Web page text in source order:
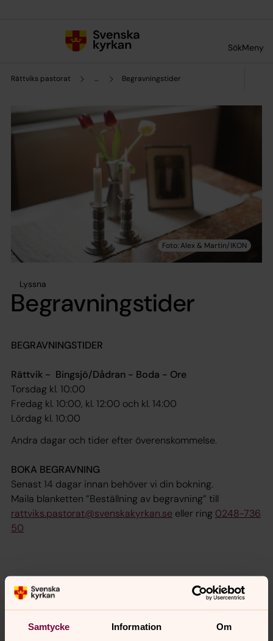
Samtycke Information Om
SökMeny
Rättviks pastorat ... Begravningstider
Lyssna
Begravningstider
BEGRAVNINGSTIDER
Rättvik - Bingsjö/Dådran - Boda - Ore
Torsdag kl. 10:00
Fredag kl. 10:00, kl. 12:00 och kl. 14:00
Lördag kl. 10:00
Andra dagar och tider efter överenskommelse.
BOKA BEGRAVNING
Senast 14 dagar innan behöver vi din bokning.
Maila blanketten ”Beställning av begravning” till
rattviks.pastorat@svenskakyrkan.se eller ring 0248-736
50
Senast ändrad 23 augusti 2024
Synpunkter eller frågor på sidans
innehåll?
rattviks.pastorat@svenskakyrkan.se